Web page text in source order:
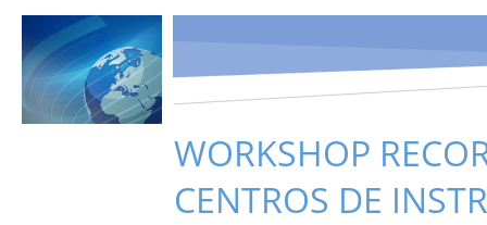
WORKSHOP
CENTROS DE